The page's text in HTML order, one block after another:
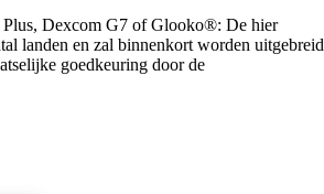
Dexcom G7 of Glooko®: De hier
landen en zal binnenkort worden uitgebreid
goedkeuring door de